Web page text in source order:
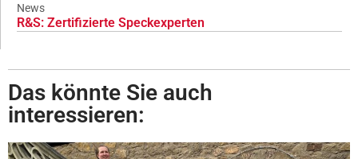
News
R&S: Zertifizierte Speckexperten
Das könnte Sie auch
interessieren: